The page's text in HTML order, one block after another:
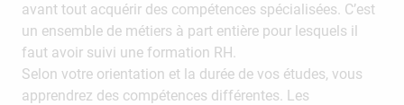
avant tout acquérir des compétences spécialisées. C’est
un ensemble de métiers à part entière pour lesquels il
faut avoir suivi une formation RH.
Selon votre orientation et la durée de vos études, vous
apprendrez des compétences différentes. Les